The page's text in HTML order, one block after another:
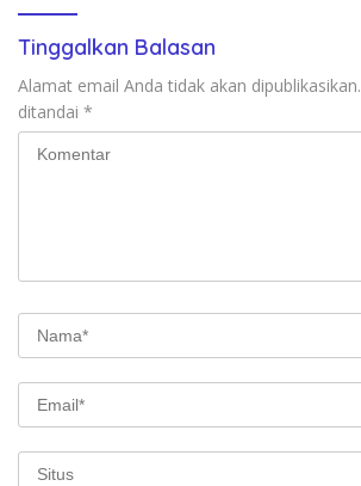
Tinggalkan Balasan
Alamat email Anda tidak akan dipublikasikan.
ditandai *